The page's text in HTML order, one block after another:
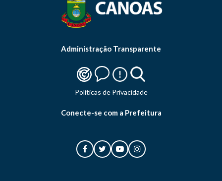
Administração Transparente
Politicas de Privacidade
Conecte-se com a Prefeitura